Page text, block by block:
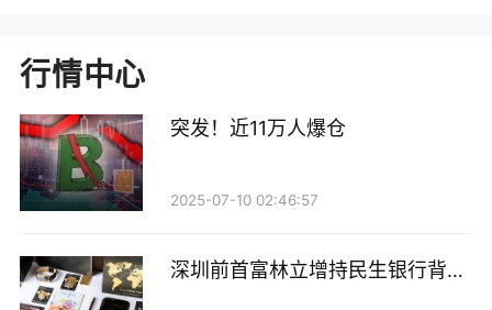
总裁葛小波，湘财证券总裁周乐峰，东莞证券总裁杨
阳，南方基金副总经理侯利鹏，中金公司首席信息官程
龙，中信建投证券执委会委员张昕帆，中信建投证券执
委会委员、首席信息官肖钢等业内重量级嘉宾将带来前
瞻洞察与实践分享。
此外，上海证券总经理罗国华，中国银河证券执行委员
会委员、业务总监、董事会秘书刘冰，长江证券副总裁
行情中心
突发！近11万人爆仓
2025-07-10 02:46:57
深圳前首富林立增持民生银行背后